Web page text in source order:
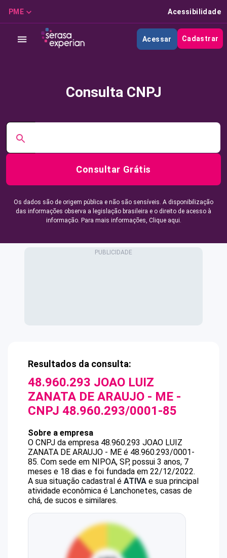
PME Acessibilidade
Acessar Cadastrar
Consulta CNPJ
Consultar Grátis
Os dados são de origem pública e não são sensíveis. A disponibilização
das informações observa a legislação brasileira e o direito de acesso à
informação. Para mais informações, Clique aqui.
Resultados da consulta:
48.960.293 JOAO LUIZ
ZANATA DE ARAUJO - ME -
CNPJ 48.960.293/0001-85
Sobre a empresa
O CNPJ da empresa 48.960.293 JOAO LUIZ
ZANATA DE ARAUJO - ME é 48.960.293/0001-
85. Com sede em NIPOA, SP, possui 3 anos, 7
meses e 18 dias e foi fundada em 22/12/2022.
A sua situação cadastral é ATIVA e sua principal
atividade econômica é Lanchonetes, casas de
chá, de sucos e similares.